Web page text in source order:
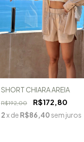
SHORT CHIARA AREIA
R$192,00 R$172,80
2x de R$86,40 sem juros